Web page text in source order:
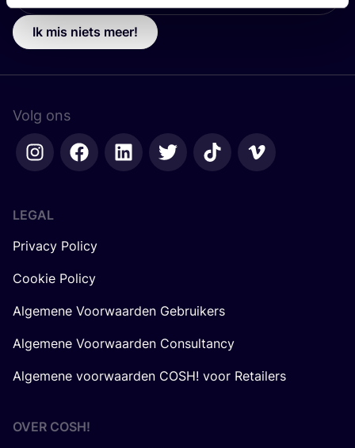
Ik mis niets meer!
Volg ons
LEGAL
Privacy Policy
Cookie Policy
Algemene Voorwaarden Gebruikers
Algemene Voorwaarden Consultancy
Algemene voorwaarden COSH! voor Retailers
OVER COSH!